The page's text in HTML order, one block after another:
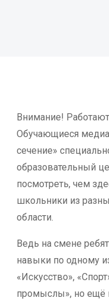
Внимание!
Обучающиеся
сечение»
образовательный
посмотреть, чем
школьники из
области.
Ведь на смене
навыки по одному
«Искусство»,
промыслы», но ещё